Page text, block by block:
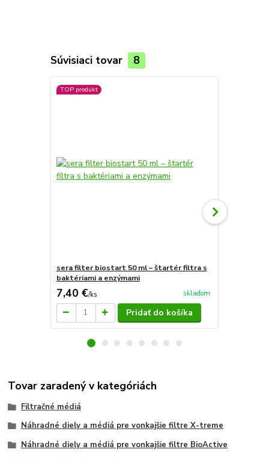
Súvisiaci tovar 8
TOP produkt
sera filter biostart 50 ml – štartér filtra s
baktériami a enzýmami
7,40 €/ks skladom
Pridať do košíka
Tovar zaradený v kategóriách
Filtračné médiá
Náhradné diely a médiá pre vonkajšie filtre X-treme
Náhradné diely a médiá pre vonkajšie filtre BioActive